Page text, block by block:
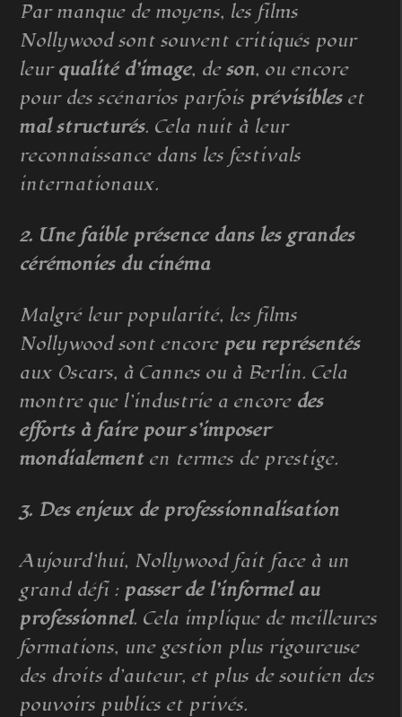
Par manque de moyens, les films
Nollywood sont souvent critiqués pour
leur qualité d’image, de son, ou encore
pour des scénarios parfois prévisibleset
mal structurés. Cela nuit à leur
reconnaissance dans les festivals
internationaux.
2. Une faible présence dans les grandes
cérémonies du cinéma
Malgré leur popularité, les films
Nollywood sont encore peu représentés
aux Oscars, à Cannes ou à Berlin. Cela
montre que l’industrie a encore des
efforts à faire pour s’imposer
mondialementen termes de prestige.
3. Des enjeux de professionnalisation
Aujourd’hui, Nollywood fait face à un
grand défi : passer de l’informel au
professionnel. Cela implique de meilleures
formations, une gestion plus rigoureuse
des droits d’auteur, et plus de soutien des
pouvoirs publics et privés.